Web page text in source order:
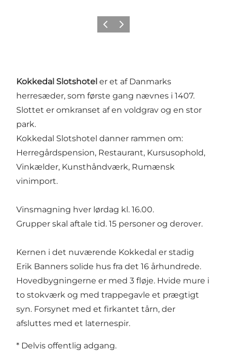
ForrigeNeste
Kokkedal Slotshotel er et af Danmarks
herresæder, som første gang nævnes i 1407.
Slottet er omkranset af en voldgrav og en stor
park.
Kokkedal Slotshotel danner rammen om:
Herregårdspension, Restaurant, Kursusophold,
Vinkælder, Kunsthåndværk, Rumænsk
vinimport.
Vinsmagning hver lørdag kl. 16.00.
Grupper skal aftale tid. 15 personer og derover.
Kernen i det nuværende Kokkedal er stadig
Erik Banners solide hus fra det 16 århundrede.
Hovedbygningerne er med 3 fløje. Hvide mure i
to stokværk og med trappegavle et prægtigt
syn. Forsynet med et firkantet tårn, der
afsluttes med et laternespir.
* Delvis offentlig adgang.